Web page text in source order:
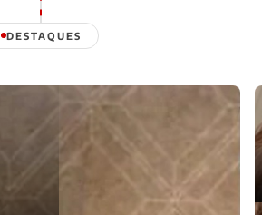
DESTAQUES